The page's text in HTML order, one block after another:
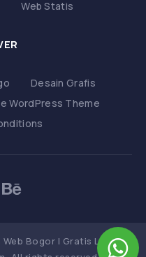
Web Statis
Desain Grafis
WordPress Theme
Bogor | Gratis Logo